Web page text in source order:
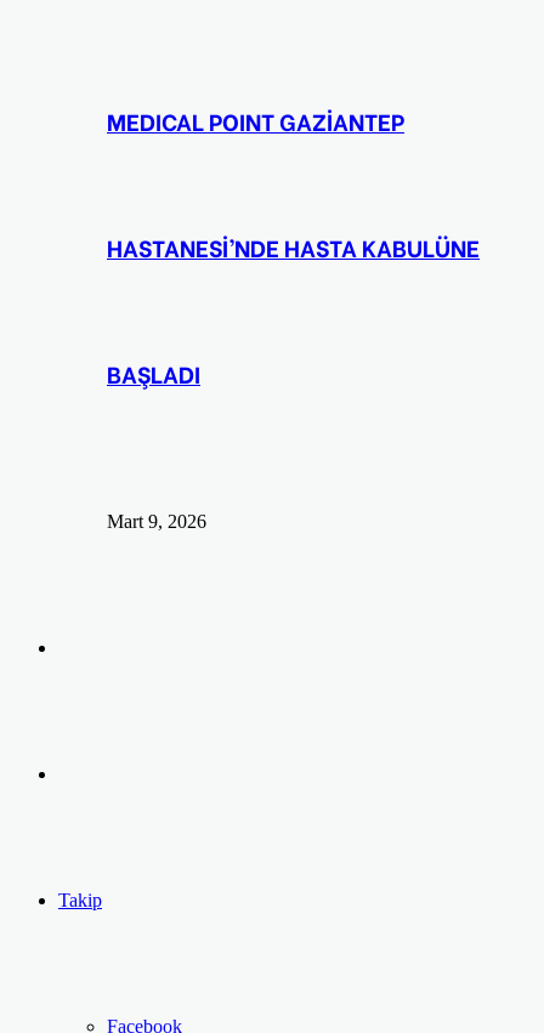
MEDICAL POINT GAZİANTEP
HASTANESİ’NDE HASTA KABULÜNE
BAŞLADI
Mart 9, 2026
...
Ol
Takip
Facebook